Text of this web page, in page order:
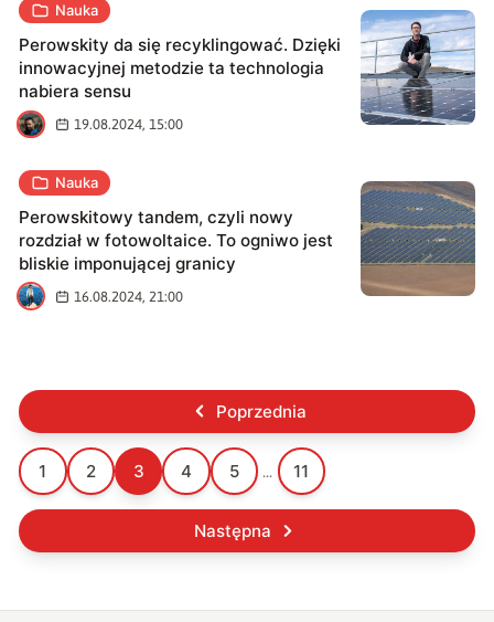
Nauka
Perowskity da się recyklingować. Dzięki
innowacyjnej metodzie ta technologia
nabiera sensu
J
19.08.2024, 15:00
Nauka
Perowskitowy tandem, czyli nowy
rozdział w fotowoltaice. To ogniwo jest
bliskie imponującej granicy
A
16.08.2024, 21:00
Poprzednia
1 2 3 4 5 ... 11
Następna